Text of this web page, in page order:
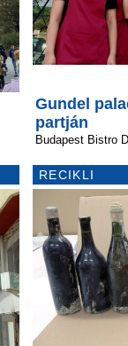
Gundel
partján
Budapest Bistro
RECIKLI